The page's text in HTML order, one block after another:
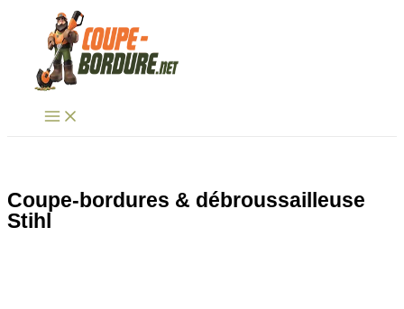
contenu
Coupe-bordures & débroussailleuse
Stihl